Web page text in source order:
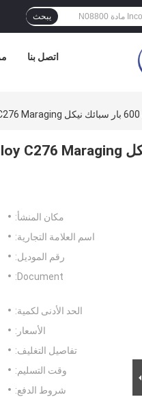
يبحث
اتصل بنا
مكان المنشأ:
اسم العلامة التجارية:
رقم الموديل:
Document:
الحد الأدنى لكمية:
الأسعار:
تفاصيل التغليف:
وقت التسليم:
شروط الدفع: